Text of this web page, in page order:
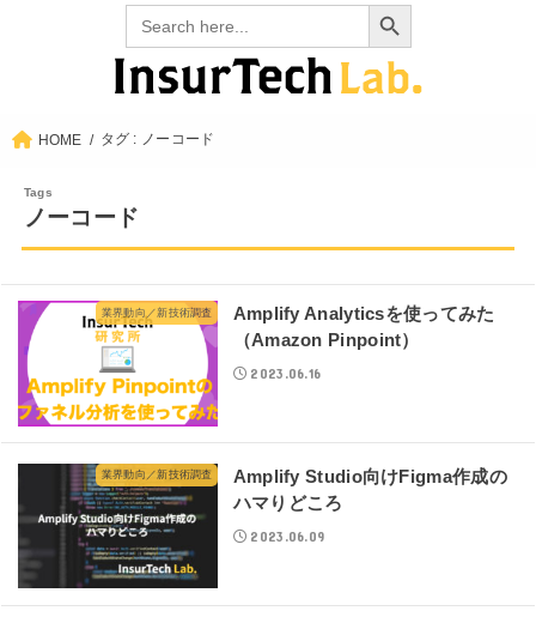
Search
for:
HOME タグ : ノーコード
ノーコード
業界動向／新技術調査
Amplify Analyticsを使ってみた
（Amazon Pinpoint）
2023.06.16
業界動向／新技術調査
Amplify Studio向けFigma作成の
ハマりどころ
2023.06.09